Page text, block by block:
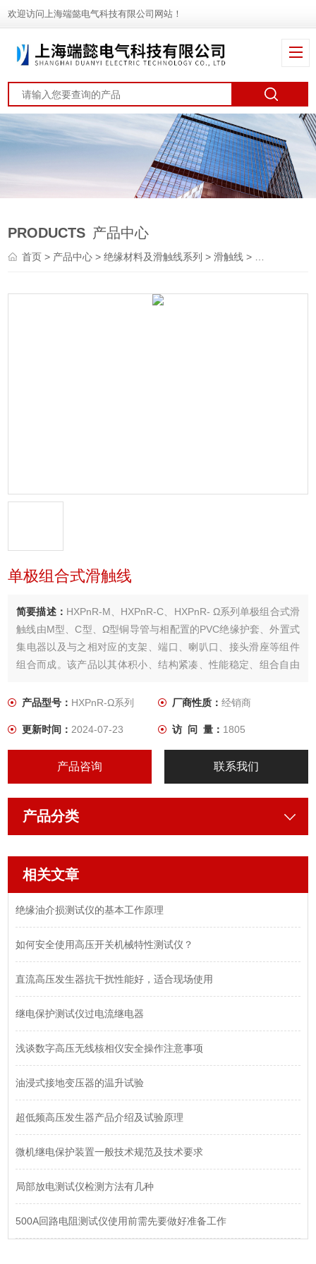
欢迎访问上海端懿电气科技有限公司网站！
PRODUCTS 产品中心
首页> 产品中心 >绝缘材料及滑触线系列 >滑触线 > HXPnR-Ω系列单极组合式滑触线
单极组合式滑触线
简要描述： HXPnR-M、HXPnR-C、HXPnR- Ω系列单极组合式滑
触线由M型、C型、Ω型铜导管与相配置的PVC绝缘护套、外置式
集电器以及与之相对应的支架、端口、喇叭口、接头滑座等组件
组合而成。该产品以其体积小、结构紧凑、性能稳定、组合自由
行业的输送线、检测线作为移动供电和信号传输。
产品型号： HXPnR-Ω系列 厂商性质： 经销商
更新时间：2024-07-23 访 问 量： 1805
产品咨询 联系我们
产品分类
相关文章
绝缘油介损测试仪的基本工作原理
如何安全使用高压开关机械特性测试仪？
直流高压发生器抗干扰性能好，适合现场使用
继电保护测试仪过电流继电器
浅谈数字高压无线核相仪安全操作注意事项
油浸式接地变压器的温升试验
超低频高压发生器产品介绍及试验原理
微机继电保护装置一般技术规范及技术要求
局部放电测试仪检测方法有几种
500A回路电阻测试仪使用前需先要做好准备工作